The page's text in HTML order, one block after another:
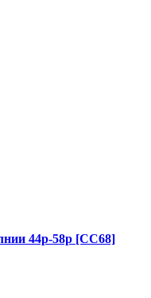
44р-58р [СС68]